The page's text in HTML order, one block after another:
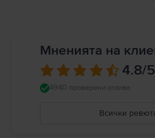
Мненията на
4.8/5
4940 проверени отзива
Всички